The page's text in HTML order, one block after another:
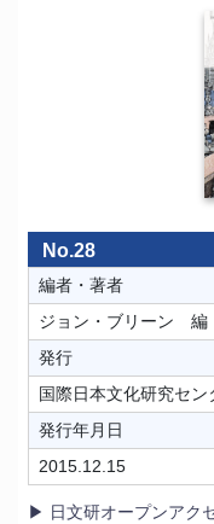
No.28
編者・著者
ジョン・ブリーン 編
発行
国際日本文化研究セン
発行年月日
2015.12.15
▶ 日文研オープンアク